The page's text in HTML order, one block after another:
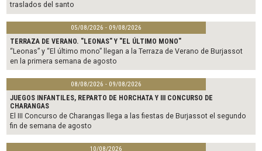
traslados del santo
05/08/2026 - 09/08/2026
TERRAZA DE VERANO. "LEONAS" Y "EL ÚLTIMO MONO"
“Leonas” y “El último mono” llegan a la Terraza de Verano de Burjassot
en la primera semana de agosto
08/08/2026 - 09/08/2026
JUEGOS INFANTILES, REPARTO DE HORCHATA Y III CONCURSO DE
CHARANGAS
El III Concurso de Charangas llega a las fiestas de Burjassot el segundo
fin de semana de agosto
10/08/2026